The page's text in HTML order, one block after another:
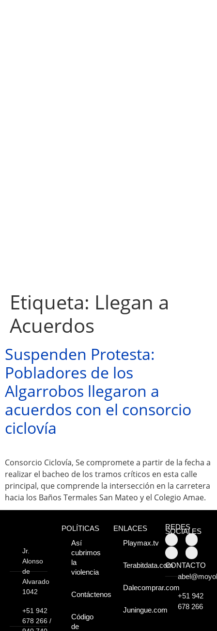
Atractivos
Moyobamba, está
lleno de atractivos
sorprendentes,
¡Descúbrelos!
Etiqueta: Llegan a
Acuerdos
Suspenden Protesta:
Pobladores de los
Algarrobos llegaron a
acuerdos con el consorcio
ciclovía
Consorcio Ciclovía, Se compromete a partir de la fecha a
realizar el bacheo de los tramos críticos en esta calle
principal, que comprende la intersección en la carretera
hacia los Baños Termales San Mateo y el Colegio Amae.
Jr.
Alonso
de
Alvarado
1042
+51 942
678 266 /
POLÍTICAS
Así
cubrimos
la
violencia
Contáctenos
Código
de
ENLACES
Playmax.tv
Terabitdata.com
Dalecomprar.com
Juningue.com
REDES
SOCIALES
CONTACTO
+51 942
678 266